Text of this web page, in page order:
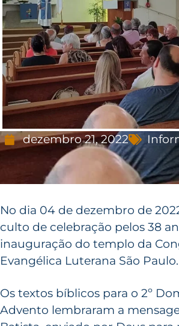
dezembro 21, 2022
No dia 04 de dezembro de
culto de celebração pelos 38
inauguração do templo da
Evangélica Luterana São Paulo.
Os textos bíblicos para o 2º
Advento lembraram a